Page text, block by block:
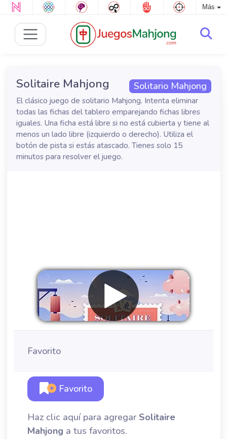
Más
Solitario Mahjong
Solitaire Mahjong
El clásico juego de solitario Mahjong. Intenta eliminar
todas las fichas del tablero emparejando fichas libres
iguales. Una ficha está libre si no está cubierta y tiene al
menos un lado libre (izquierdo o derecho). Utiliza el
botón de pista si estás atascado. Tienes solo 15
minutos para resolver el juego.
Favorito
Favorito
Haz clic aquí para agregar Solitaire
Mahjong a tus favoritos.